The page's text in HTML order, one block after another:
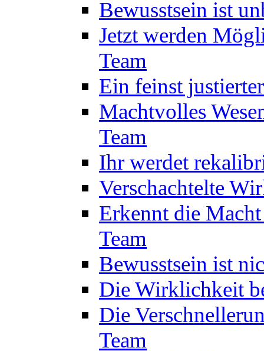
Bewusstsein ist
Jetzt werden
Team
Ein feinst
Machtvolles
Team
Ihr werdet
Verschachtelte
Erkennt die
Team
Bewusstsein ist
Die Wirklichkeit
Die
Team